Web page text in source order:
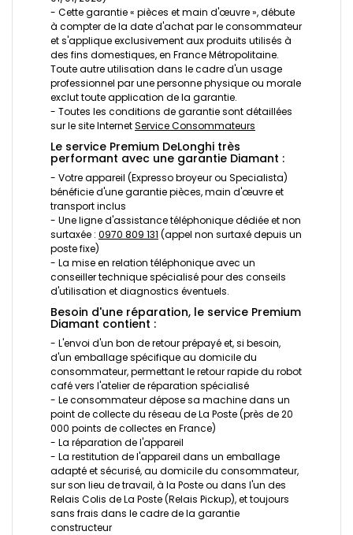
- Cette garantie « pièces et main d'œuvre », débute
à compter de la date d'achat par le consommateur
et s'applique exclusivement aux produits utilisés à
des fins domestiques, en France Métropolitaine.
Toute autre utilisation dans le cadre d'un usage
professionnel par une personne physique ou morale
exclut toute application de la garantie.
- Toutes les conditions de garantie sont détaillées
sur le site InternetService Consommateurs
Le service Premium DeLonghi très
performant avec une garantie Diamant :
- Votre appareil (Expresso broyeur ou Specialista)
bénéficie d'une garantie pièces, main d'œuvre et
transport inclus
- Une ligne d'assistance téléphonique dédiée et non
surtaxée : 0970 809 131 (appel non surtaxé depuis un
poste fixe)
- La mise en relation téléphonique avec un
conseiller technique spécialisé pour des conseils
d'utilisation et diagnostics éventuels.
Besoin d'une réparation, le service Premium
Diamant contient :
- L'envoi d'un bon de retour prépayé et, si besoin,
d'un emballage spécifique au domicile du
consommateur, permettant le retour rapide du robot
café vers l'atelier de réparation spécialisé
- Le consommateur dépose sa machine dans un
point de collecte du réseau de La Poste (près de 20
000 points de collectes en France)
- La réparation de l'appareil
- La restitution de l'appareil dans un emballage
adapté et sécurisé, au domicile du consommateur,
sur son lieu de travail, à la Poste ou dans l'un des
Relais Colis de La Poste (Relais Pickup), et toujours
sans frais dans le cadre de la garantie
constructeur